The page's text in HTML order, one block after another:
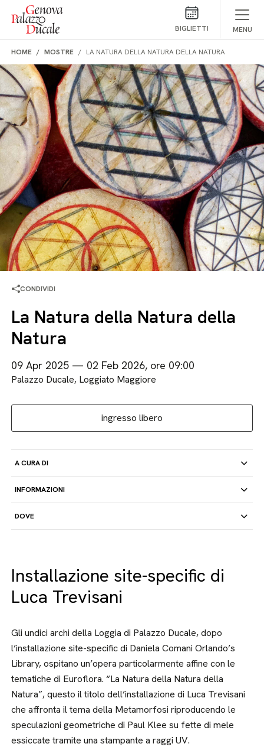
Salta al contenuto
BIGLIETTI MENU
HOME MOSTRE LA NATURA DELLA NATURA DELLA NATURA
CONDIVIDI
La Natura della Natura della
Natura
09 Apr 2025 — 02 Feb 2026, ore 09:00
Palazzo Ducale, Loggiato Maggiore
ingresso libero
A CURA DI
INFORMAZIONI
DOVE
Installazione site-specific di
Luca Trevisani
Gli undici archi della Loggia di Palazzo Ducale, dopo
l’installazione site-specific di Daniela Comani Orlando’s
Library, ospitano un’opera particolarmente affine con le
tematiche di Euroflora. “La Natura della Natura della
Natura”, questo il titolo dell’installazione di Luca Trevisani
che affronta il tema della Metamorfosi riproducendo le
speculazioni geometriche di Paul Klee su fette di mele
essiccate tramite una stampante a raggi UV.